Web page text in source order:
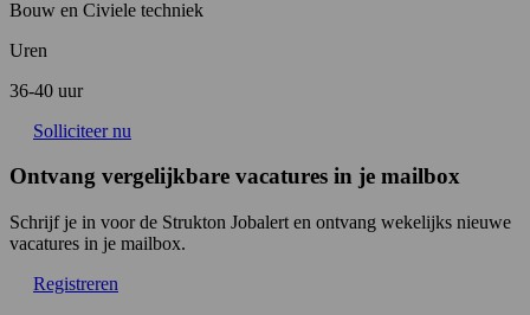
Bouw en Civiele techniek
Uren
36-40 uur
Solliciteer nu
Ontvang vergelijkbare vacatures in je mailbox
Schrijf je in voor de Strukton Jobalert en ontvang wekelijks nieuwe
vacatures in je mailbox.
Registreren